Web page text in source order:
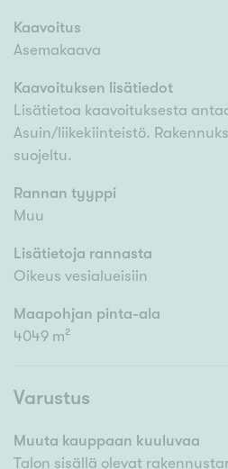
Kaavoitus
Asemakaava
Kaavoituksen lisätiedot
Lisätietoa kaavoituksesta
Asuin/liikekiinteistö.
suojeltu.
Rannan tyyppi
Muu
Lisätietoja rannasta
Oikeus vesialueisiin
Maapohjan pinta-ala
4049 m²
Varustus
Muuta kauppaan kuuluvaa
Talon sisällä olevat